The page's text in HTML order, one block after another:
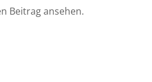
Beitrag ansehen.